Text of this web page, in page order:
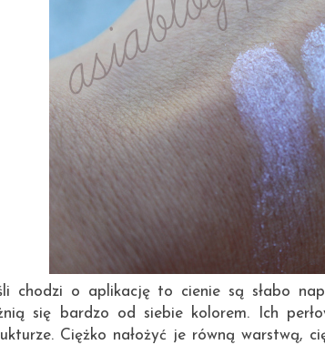
chodzi o aplikację to cienie są słabo
się bardzo od siebie kolorem. Ich
Ciężko nałożyć je równą warstwą,